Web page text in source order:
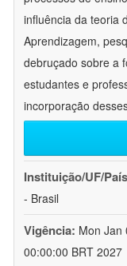
influência da teoria
Aprendizagem,
debruçado sobre a
estudantes e
incorporação
Instituição/UF/
- Brasil
Vigência: Mon Jan
00:00:00 BRT 2027